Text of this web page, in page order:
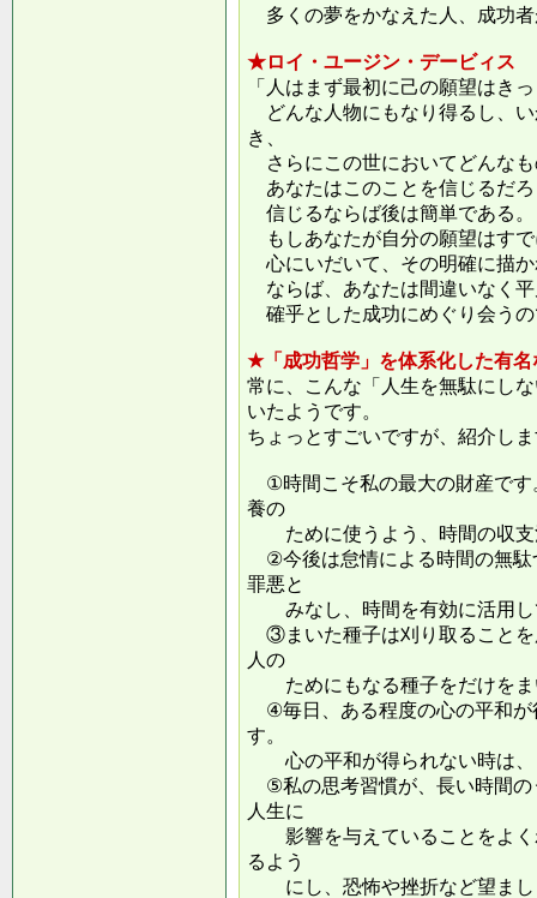
多くの夢をかなえた人、成功
★ロイ・ユージン・デービィス
「人はまず最初に己の願望はき
どんな人物にもなり得るし、
き、
さらにこの世においてどんな
あなたはこのことを信じるだ
信じるならば後は簡単である。
もしあなたが自分の願望はす
心にいだいて、その明確に描
ならば、あなたは間違いなく
確乎とした成功にめぐり会う
★「成功哲学」を体系化した有
常に、こんな「人生を無駄にし
いたようです。
ちょっとすごいですが、紹介し
①時間こそ私の最大の財産です
養の
ために使うよう、時間の収支
②今後は怠情による時間の無駄
罪悪と
みなし、時間を有効に活用し
③まいた種子は刈り取ることを
人の
ためにもなる種子をだけをま
④毎日、ある程度の心の平和が
す。
心の平和が得られない時は、
⑤私の思考習慣が、長い時間の
人生に
影響を与えていることをよく
るよう
にし、恐怖や挫折など望まし